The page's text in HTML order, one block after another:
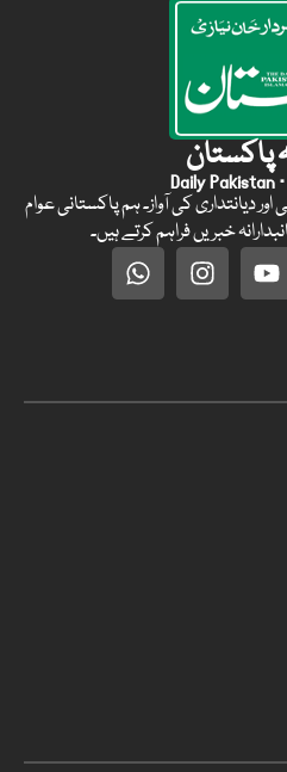
پاکستان
Daily Pakistan
سے سچائی اور دیانتداری کی آواز۔ ہم پاکستانی عوام
خبریں فراہم کرتے ہیں۔